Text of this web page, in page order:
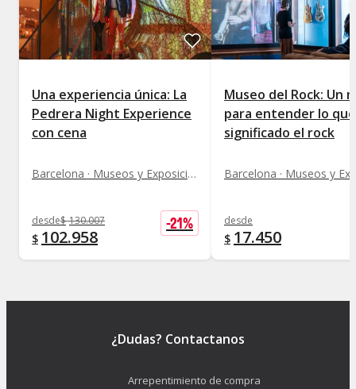
MACBA: Plaça dels Àngels, 1 (metro en Universitat,
líneas 1 y 2).
Fundació Antoni Tàpies:C/ Aragó, 255 (metro en
Una experiencia única: La
Pedrera Night Experience
con cena
Barcelona · Museos y Exposiciones
desde$ 130.007
$ 102.958
-21%
Museo del Rock: Un
para entender lo
significado el rock
desde
$ 17.450
¿Dudas? Contactanos
Arrepentimiento de compra